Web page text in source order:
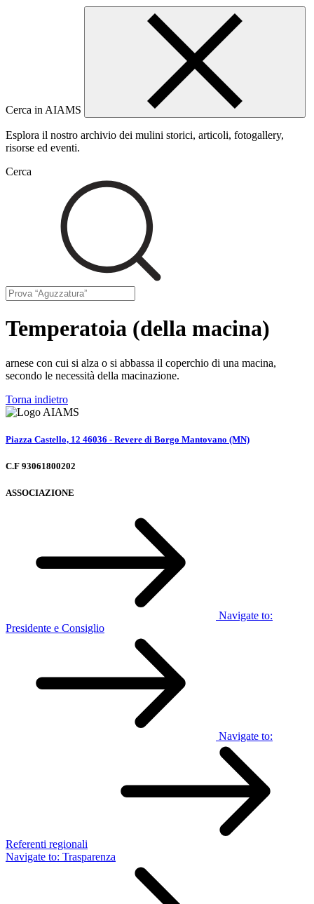
Cerca in AIAMS
Esplora il nostro archivio dei mulini storici, articoli, fotogallery,
risorse ed eventi.
Cerca
Temperatoia (della macina)
arnese con cui si alza o si abbassa il coperchio di una macina,
secondo le necessità della macinazione.
Torna indietro
Piazza Castello, 12 46036 - Revere di Borgo Mantovano (MN)
C.F 93061800202
ASSOCIAZIONE
Navigate to:
Presidente e Consiglio
Navigate to:
Referenti regionali
Navigate to: Trasparenza